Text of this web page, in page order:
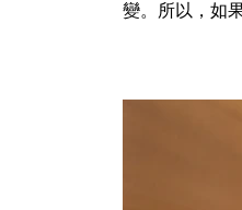
變。所以，如